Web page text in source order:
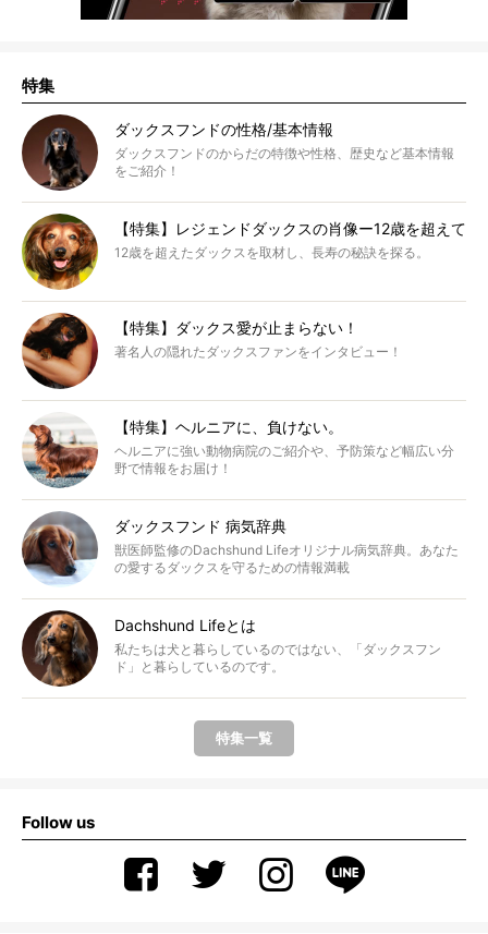
特集
ダックスフンドの性格/基本情報
ダックスフンドのからだの特徴や性格、歴史など基本情報
をご紹介！
【特集】レジェンドダックスの肖像ー12歳を超えて
12歳を超えたダックスを取材し、長寿の秘訣を探る。
【特集】ダックス愛が止まらない！
著名人の隠れたダックスファンをインタビュー！
【特集】ヘルニアに、負けない。
ヘルニアに強い動物病院のご紹介や、予防策など幅広い分
野で情報をお届け！
ダックスフンド 病気辞典
獣医師監修のDachshund Lifeオリジナル病気辞典。あなた
の愛するダックスを守るための情報満載
Dachshund Lifeとは
私たちは犬と暮らしているのではない、「ダックスフン
ド」と暮らしているのです。
特集一覧
Follow us